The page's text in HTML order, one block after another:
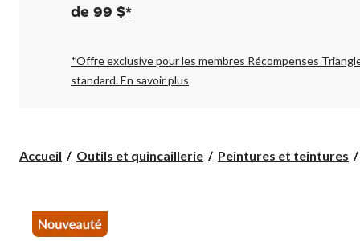
à
pour
changer
de 99 $*
*Offre exclusive pour les membres Récompenses
standard.En savoir plus
Accueil Outils et quincaillerie Peintures et teintures